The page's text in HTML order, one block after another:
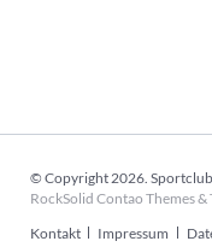
© Copyright 2026. Sportclub
RockSolid Contao Themes &
Navigation
Kontakt Impressum